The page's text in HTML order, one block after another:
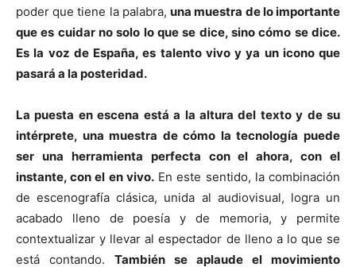
poder que tiene la palabra,una muestra de lo importante
que es cuidar no solo lo que se dice, sino cómo se dice.
Es la voz de España, es talento vivo y ya un icono que
pasará a la posteridad.
La puesta en escena está a la altura del texto y de su
intérprete, una muestra de cómo la tecnología puede
ser una herramienta perfecta con el ahora, con el
instante, con el en vivo.En este sentido, la combinación
de escenografía clásica, unida al audiovisual, logra un
acabado lleno de poesía y de memoria, y permite
contextualizar y llevar al espectador de lleno a lo que se
está contando. También se aplaude el movimiento